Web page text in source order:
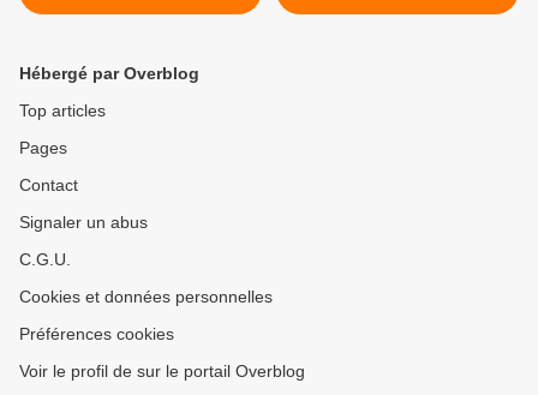
les aveux de Washington
Hébergé par Overblog
Top articles
Pages
Contact
Signaler un abus
C.G.U.
Cookies et données personnelles
Préférences cookies
Voir le profil de sur le portail Overblog